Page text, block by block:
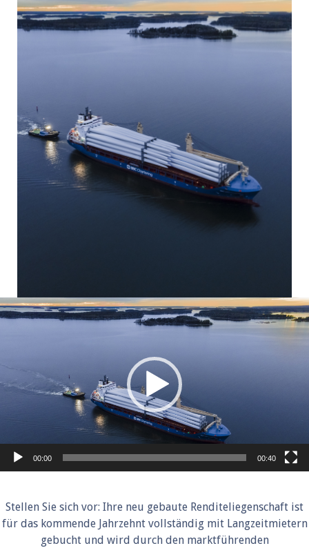
Video-
Player
00:00 00:40
Stellen Sie sich vor: Ihre neu gebaute Renditeliegenschaft ist
für das kommende Jahrzehnt vollständig mit Langzeitmietern
gebucht und wird durch den marktführenden